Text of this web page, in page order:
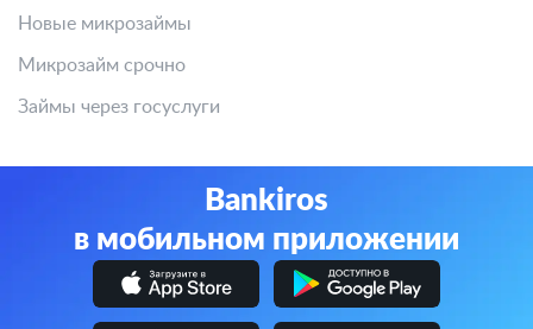
Новые микрозаймы
Микрозайм срочно
Займы через госуслуги
Bankiros
в мобильном приложении